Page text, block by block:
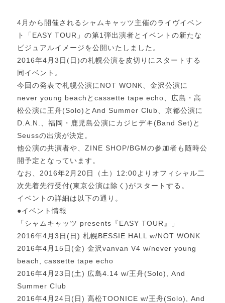
4月から開催されるシャムキャッツ主催のライヴイベン
ト「EASY TOUR」の第1弾出演者とイベントの新たな
ビジュアルイメージを公開いたしました。
2016年4月3日(日)の札幌公演を皮切りにスタートする
同イベント。
今回の発表で札幌公演にNOT WONK、金沢公演に
never young beachとcassette tape echo、広島・高
松公演に王舟(Solo)とAnd Summer Club、京都公演に
D.A.N.、福岡・鹿児島公演にカジヒデキ(Band Set)と
Seussの出演が決定。
他公演の共演者や、ZINE SHOP/BGMの参加者も随時公
開予定となっています。
なお、2016年2月20日（土）12:00よりオフィシャル二
次先着先行受付(東京公演は除く)がスタートする。
イベントの詳細は以下の通り。
●イベント情報
「シャムキャッツ presents『EASY TOUR』」
2016年4月3日(日) 札幌BESSIE HALL w/NOT WONK
2016年4月15日(金) 金沢vanvan V4 w/never young
beach, cassette tape echo
2016年4月23日(土) 広島4.14 w/王舟(Solo), And
Summer Club
2016年4月24日(日) 高松TOONICE w/王舟(Solo), And